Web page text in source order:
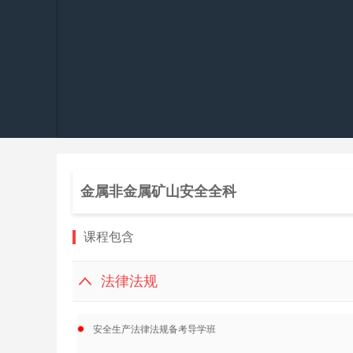
金属非金属矿山安全全科
课程包含
法律法规
安全生产法律法规备考导学班